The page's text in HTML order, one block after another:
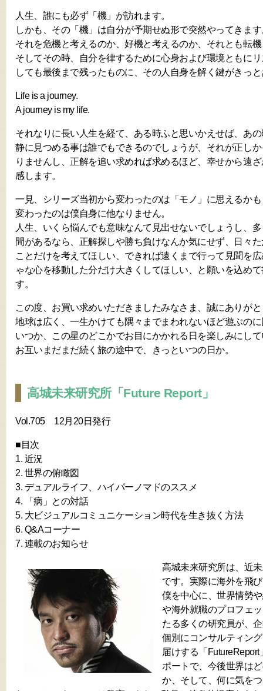
人生、誰にも必ず「機」が訪れます。
しかも、その「機」は自分が予期せぬ形で突然やってきます
それを危機と考えるのか、好機と考えるのか、それとも転
そしてその時、自分を律するために心身および環境ともに
しても最後まで残ったものに、その人自身を解く鍵がきっ
Life is a journey.
A journey is my life.
それなりに長い人生を経て、ある時ふと思いかえせば、あ
静に見つめる事は誰でもできるのでしょうが、それが正し
りませんし、正解を追い求めれば求めるほど、幸せから遠
感します。
一見、シリーズ当初から変わったのは「モノ」に思えるか
変わったのは僕自身に他なりません。
人生、いくら悩んでも意味なんて見出せないでしょうし、
間があるなら、正解探しや勝ち負けなんか気にせず、日々
ことだけを考えてほしい、できれば遠くまで行って見聞を
ゃな心を移動した分だけ大きくしてほしい、と願いを込め
す。
この度、お買い求めいただきましたみなさま、誠にありが
地球は広く、一生かけても隅々までまわれないほど遊ぶの
いつか、この星のどこかでお目にかかれる日を楽しみにし
お互いまだまだ続く旅の途中で、きっといつの日か。
高城未来研究所「Future Report」
Vol.705 12月20日発行
■目次
1. 近況
2. 世界の俯瞰図
3. デュアルライフ、ハイパーノマドのススメ
4. 「病」との対話
5. 大ビジュアルコミュニケーション時代を生き抜く方法
6. Q&Aコーナー
7. 連載のお知らせ
高城未来研究所は、近
です。実際に海外を飛
僕を中心に、世界情勢
や海外就職のプロフェ
たる多くの研究員が、
個別にコンサルティン
届けする「
ポートで、今後世界は
か、そして、何に気を